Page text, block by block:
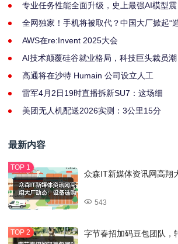
专业任务性能全面升级，史上最强AI模型震
全网独家！手机将被取代？中国大厂掀起“
AWS在re:Invent 2025大会
AI技术颠覆硅谷就业格局，科技巨头裁员潮
高通将在沙特 Humain 公司设立人工
雷军4月2日19时直播拆新SU7：这场细
美团无人机配送2026实测：3公里15分
最新内容
众森IT新媒体资讯网高翔
543
字节春招加码豆包团队，